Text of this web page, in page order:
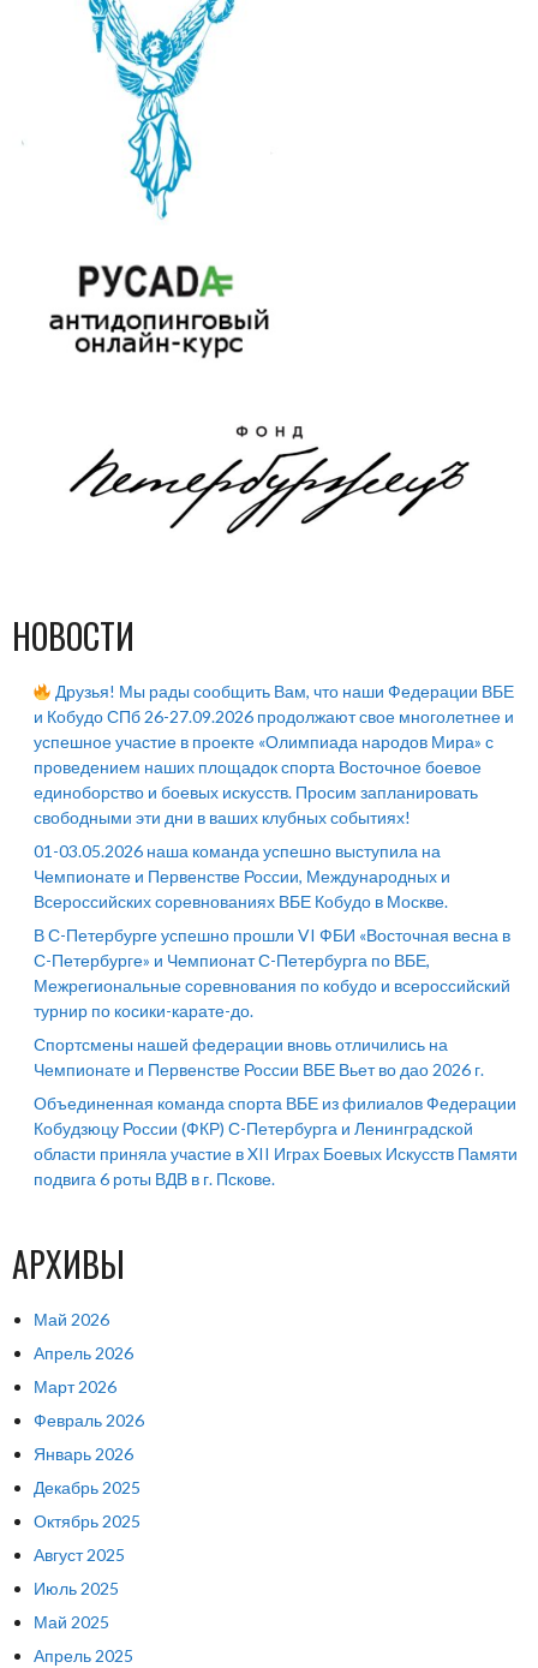
НОВОСТИ
Друзья! Мы рады сообщить Вам, что наши Федерации ВБЕ
и Кобудо СПб 26-27.09.2026 продолжают свое многолетнее и
успешное участие в проекте «Олимпиада народов Мира» с
проведением наших площадок спорта Восточное боевое
единоборство и боевых искусств. Просим запланировать
свободными эти дни в ваших клубных событиях!
01-03.05.2026 наша команда успешно выступила на
Чемпионате и Первенстве России, Международных и
Всероссийских соревнованиях ВБЕ Кобудо в Москве.
В С-Петербурге успешно прошли VI ФБИ «Восточная весна в
С-Петербурге» и Чемпионат С-Петербурга по ВБЕ,
Межрегиональные соревнования по кобудо и всероссийский
турнир по косики-карате-до.
Спортсмены нашей федерации вновь отличились на
Чемпионате и Первенстве России ВБЕ Вьет во дао 2026 г.
Объединенная команда спорта ВБЕ из филиалов Федерации
Кобудзюцу России (ФКР) С-Петербурга и Ленинградской
области приняла участие в XII Играх Боевых Искусств Памяти
подвига 6 роты ВДВ в г. Пскове.
АРХИВЫ
Май 2026
Апрель 2026
Март 2026
Февраль 2026
Январь 2026
Декабрь 2025
Октябрь 2025
Август 2025
Июль 2025
Май 2025
Апрель 2025